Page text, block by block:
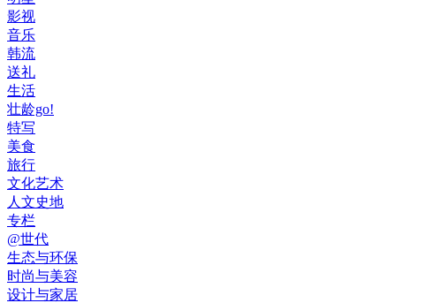
影视
音乐
韩流
送礼
生活
壮龄go!
特写
美食
旅行
文化艺术
人文史地
专栏
@世代
生态与环保
时尚与美容
设计与家居